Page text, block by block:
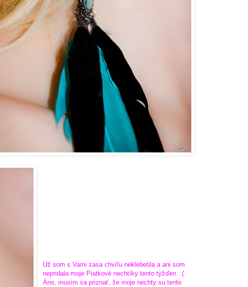
Už som s Vami zasa chvíľu neklebetila a ani som
nepridala moje Piatkové nechtíky tento týžďen. :(
Áno, musím sa priznať, že moje nechty sú tento